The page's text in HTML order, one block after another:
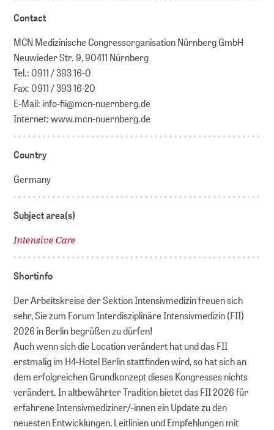
Contact
MCN Medizinische Congressorganisation Nürnberg GmbH
Neuwieder Str. 9, 90411 Nürnberg
Tel.: 0911 / 393 16-0
Fax: 0911 / 393 16-20
E-Mail: info-fii@mcn-nuernberg.de
Internet: www.mcn-nuernberg.de
Country
Germany
Subject area(s)
Intensive Care
Shortinfo
Der Arbeitskreise der Sektion Intensivmedizin freuen sich
sehr, Sie zum Forum Interdisziplinäre Intensivmedizin (FII)
2026 in Berlin begrüßen zu dürfen!
Auch wenn sich die Location verändert hat und das FII
erstmalig im H4-Hotel Berlin stattfinden wird, so hat sich an
dem erfolgreichen Grundkonzept dieses Kongresses nichts
verändert. In altbewährter Tradition bietet das FII 2026 für
erfahrene Intensivmediziner/-innen ein Update zu den
neuesten Entwicklungen, Leitlinien und Empfehlungen mit